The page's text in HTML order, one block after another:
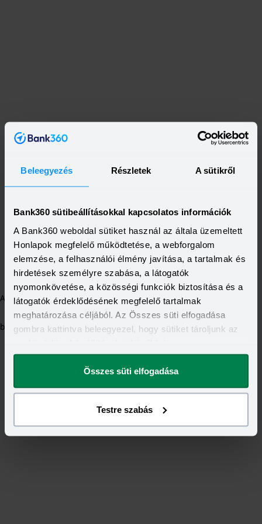
Beleegyezés Részletek A sütikről
Bank360 sütibeállításokkal kapcsolatos információk
A Bank360 weboldal sütiket használ az általa üzemeltett
Honlapok megfelelő működtetése, a webforgalom
elemzése, a felhasználói élmény javítása, a tartalmak és
hirdetések személyre szabása, a látogatók
nyomonkövetése, a közösségi funkciók biztosítása és a
látogatók érdeklődésének megfelelő tartalmak
meghatározása céljából. Az Összes süti elfogadása
gombra kattintva beleegyezel, hogy sütiket tároljunk az
megváltoztathatod.
Összes süti elfogadása
Testre szabás
Application error: a client-side exception has occurred (see the
browser console for more information).